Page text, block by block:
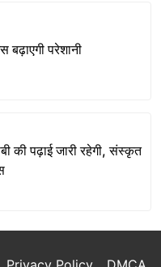
परेशानी
की पढ़ाई जारी रहेगी, संस्कृत